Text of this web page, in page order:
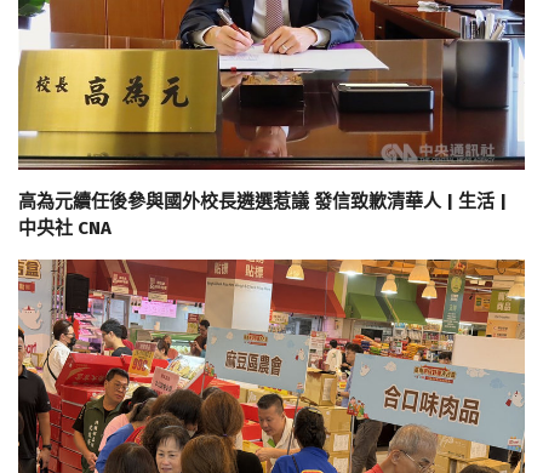
高為元續任後參與國外校長遴選惹議 發信致歉清華人 | 生活 |
中央社 CNA